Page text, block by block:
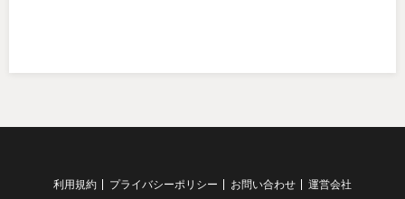
利用規約 プライバシーポリシー お問い合わせ 運営会社